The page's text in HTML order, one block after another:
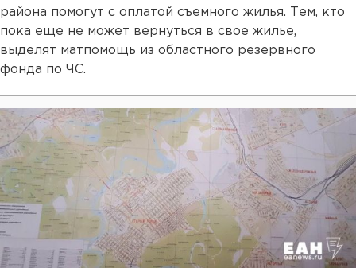
района помогут с оплатой съемного жилья. Тем, кто
пока еще не может вернуться в свое жилье,
выделят матпомощь из областного резервного
фонда по ЧС.